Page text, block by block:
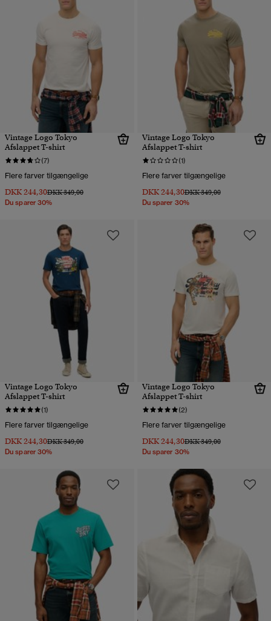
Vintage Logo Tokyo
Afslappet T-shirt
(7)
Flere farver tilgængelige
DKK 244,30Pris nedsat fra
DKK 349,00til
Du sparer 30%
Vintage Logo Tokyo
Afslappet T-shirt
(1)
Flere farver tilgængelige
DKK 244,30Pris nedsat fra
DKK 349,00til
Du sparer 30%
Vintage Logo Tokyo
Afslappet T-shirt
(1)
Flere farver tilgængelige
DKK 244,30Pris nedsat fra
DKK 349,00til
Du sparer 30%
Vintage Logo Tokyo
Afslappet T-shirt
(2)
Flere farver tilgængelige
DKK 244,30Pris nedsat fra
DKK 349,00til
Du sparer 30%